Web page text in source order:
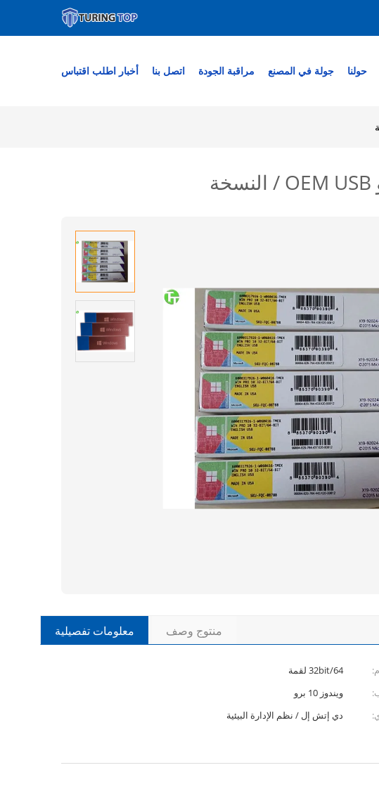
حولنا جولة في المصنع مراقبة الجودة اتصل بنا أخبار اطلب اقتباس
معلومات تفصيلية منتوج وصف
32bit/64 لقمة
ويندوز 10 برو
دي إتش إل / نظم الإدارة البيئية